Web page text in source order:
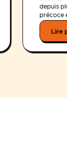
depuis
précoce
Lire